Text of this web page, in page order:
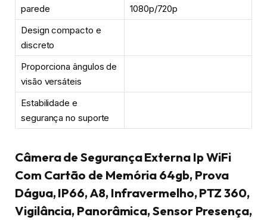
parede
1080p/720p
Design compacto e
discreto
Proporciona ângulos de
visão versáteis
Estabilidade e
segurança no suporte
Câmera de Segurança Externa Ip WiFi
Com Cartão de Memória 64gb, Prova
Dágua, IP66, A8, Infravermelho, PTZ 360,
Vigilância, Panorâmica, Sensor Presença,